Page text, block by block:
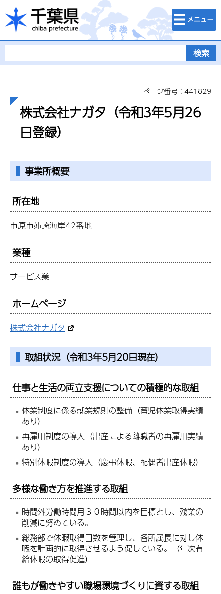
千葉県
検索・メニュ
ー
ページ番号：441829
株式会社ナガタ（令和3年5月26
日登録）
事業所概要
所在地
市原市姉崎海岸42番地
業種
サービス業
ホームページ
株式会社ナガタ
取組状況（令和3年5月20日現在）
仕事と生活の両立支援についての積極的な取組
休業制度に係る就業規則の整備（育児休業取得実績
あり）
再雇用制度の導入（出産による離職者の再雇用実績
あり）
特別休暇制度の導入（慶弔休暇、配偶者出産休暇）
多様な働き方を推進する取組
時間外労働時間月３０時間以内を目標とし、残業の
削減に努めている。
総務部で休暇取得日数を管理し、各所属長に対し休
暇を計画的に取得させるよう促している。（年次有
給休暇の取得促進）
誰もが働きやすい職場環境づくりに資する取組